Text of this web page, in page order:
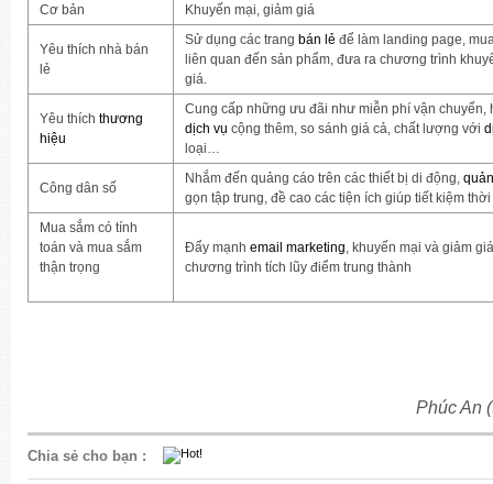
Cơ bản
Khuyến mại, giảm giá
Yêu thích nhà bán
lẻ
Sử dụng các trang bán lẻ để làm landing page,
liên quan đến sản phẩm, đưa ra chương trình
giá.
Yêu thích thương
hiệu
Cung cấp những ưu đãi như miễn phí vận chuyển,
dịch vụ cộng thêm, so sánh giá cả, chất lượng với
loại…
Công dân số
Nhắm đến quảng cáo trên các thiết bị di động,
gọn tập trung, đề cao các tiện ích giúp tiết kiệm
Mua sắm có tính
toán và mua sắm
thận trọng
Đẩy mạnh email marketing , khuyến mại và giảm
chương trình tích lũy điểm trung thành
Phúc An
Chia sẻ cho bạn :